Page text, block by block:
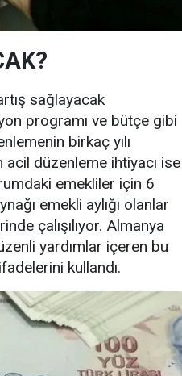
sağlayacak
programı ve bütçe gibi
birkaç yılı
acil düzenleme ihtiyacı ise
emekliler için 6
emekli aylığı olanlar
çalışılıyor. Almanya
yardımlar içeren bu
kullandı.